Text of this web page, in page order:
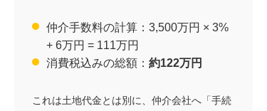
仲介手数料の計算：3,500万円 × 3%
+ 6万円 = 111万円
消費税込みの総額： 約122万円
これは土地代金とは別に、仲介会社へ「手続